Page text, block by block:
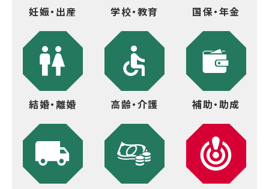
妊娠・出産 学校・教育 国保・年金
結婚・離婚 高齢・介護 補助・助成